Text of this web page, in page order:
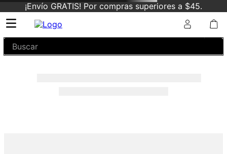
¡Envío GRATIS! Por compras superiores a $45.
Buscar